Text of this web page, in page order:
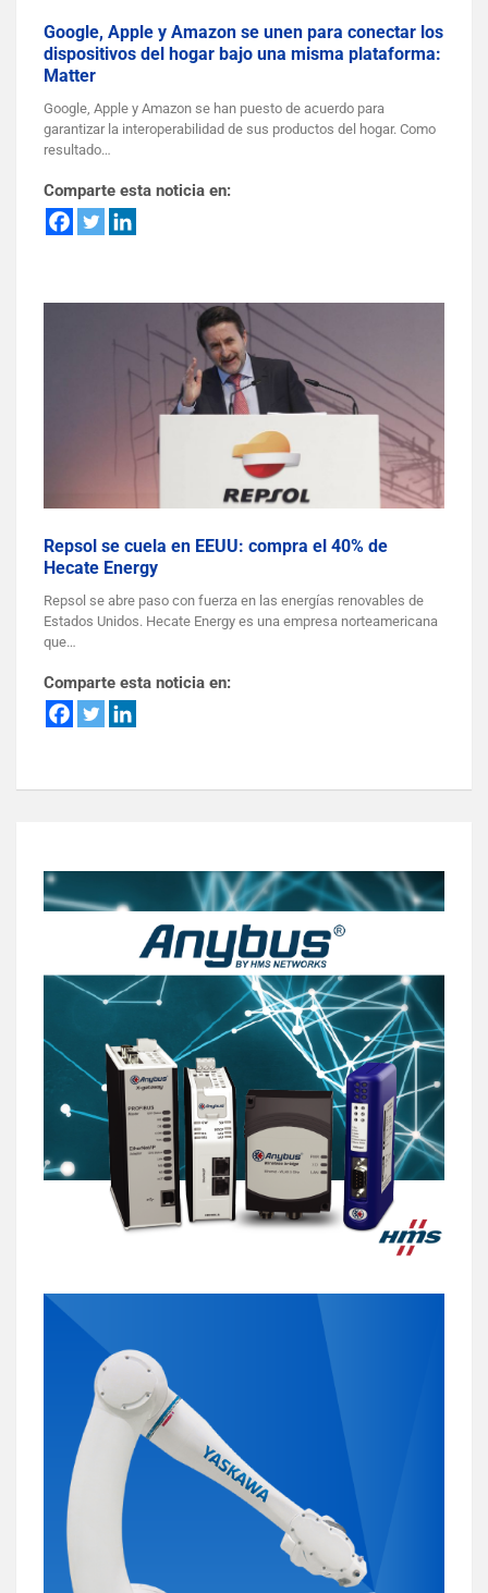
Google, Apple y Amazon se unen para conectar los
dispositivos del hogar bajo una misma plataforma:
Matter
Google, Apple y Amazon se han puesto de acuerdo para
garantizar la interoperabilidad de sus productos del hogar. Como
resultado…
Comparte esta noticia en:
Repsol se cuela en EEUU: compra el 40% de
Hecate Energy
Repsol se abre paso con fuerza en las energías renovables de
Estados Unidos. Hecate Energy es una empresa norteamericana
que…
Comparte esta noticia en: